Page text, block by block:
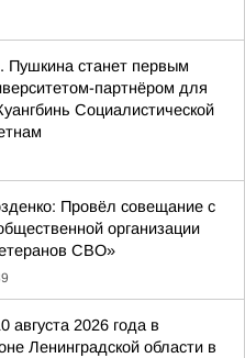
станет первым
партнёром для
Социалистической
Провёл совещание с
организации
СВО»
августа 2026 года в
Ленинградской области в